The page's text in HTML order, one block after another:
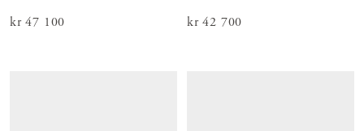
Pris: kr 47 100
kr 47 100 Pris: kr 42 700
kr 42 700